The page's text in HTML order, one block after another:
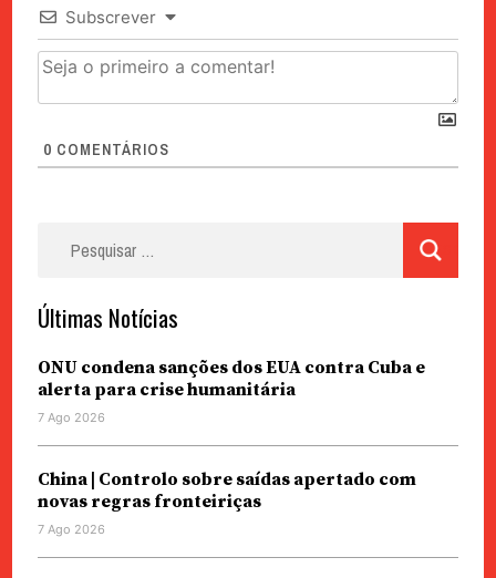
Subscrever
0 COMENTÁRIOS
Últimas Notícias
ONU condena sanções dos EUA contra Cuba e
alerta para crise humanitária
7 Ago 2026
China | Controlo sobre saídas apertado com
novas regras fronteiriças
7 Ago 2026